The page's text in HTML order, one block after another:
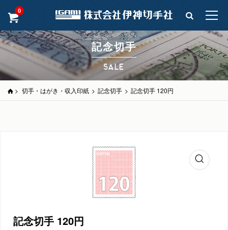
0
記念切手
SALE
> 切手・はがき・収入印紙 > 記念切手 > 記念切手 120円
記念切手 120円